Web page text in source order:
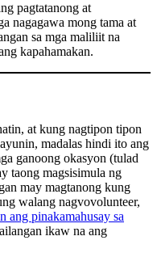
pagtatanong at
nagagawa mong tama at
sa mga maliliit na
kapahamakan.
at kung nagtipon tipon
madalas hindi ito ang
ganoong okasyon (tulad
taong magsisimula ng
may magtanong kung
walang nagvovolunteer,
ang pinakamahusay sa
ikaw na ang